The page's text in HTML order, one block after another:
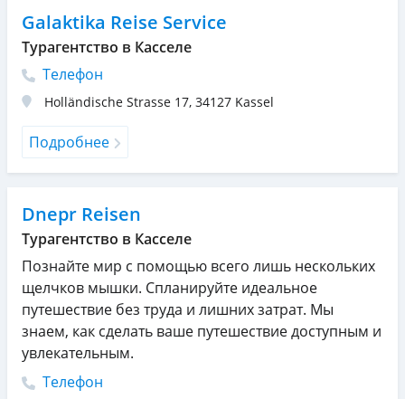
Galaktika Reise Service
Турагентство в Касселе
Телефон
Holländische Strasse 17, 34127 Kassel
Подробнее
Dnepr Reisen
Турагентство в Касселе
Познайте мир с помощью всего лишь нескольких
щелчков мышки. Спланируйте идеальное
путешествие без труда и лишних затрат. Мы
знаем, как сделать ваше путешествие доступным и
увлекательным.
Телефон